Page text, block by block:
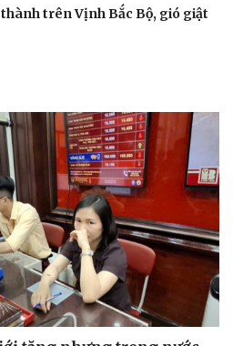
trên Vịnh Bắc Bộ, gió giật